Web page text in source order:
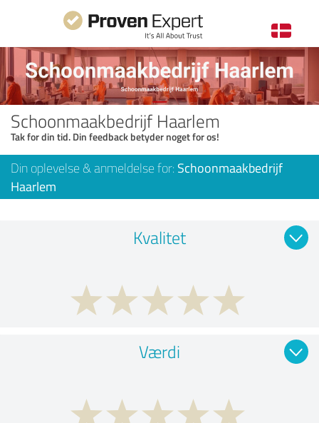
Schoonmaakbedrijf Haarlem
Tak for din tid. Din feedback betyder noget for os!
Din oplevelse & anmeldelse for: Schoonmaakbedrijf
Haarlem
Kvalitet
Værdi